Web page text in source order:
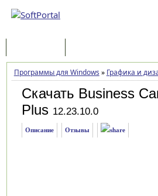
Программы для Windows » Графика и
Скачать Business
Plus 12.23.10.0
Описание Отзывы